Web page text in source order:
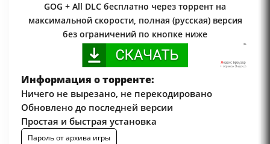
GOG + All DLC бесплатно через торрент на
максимальной скорости, полная (русская) версия
без ограничений по кнопке ниже
Информация о торренте:
Ничего не вырезано, не перекодировано
Обновлено до последней версии
Простая и быстрая установка
Пароль от архива игры